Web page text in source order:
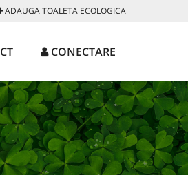
ADAUGA TOALETA ECOLOGICA
CONECTARE